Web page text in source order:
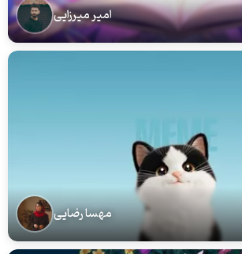
امیر میرزایی
مهسا رضایی